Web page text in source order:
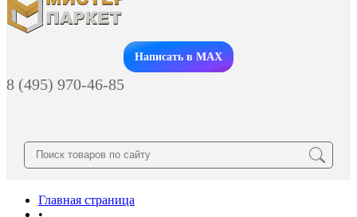
Заказать звонок
Написать в MAX
8 (495) 970-46-85
Главная страница
•